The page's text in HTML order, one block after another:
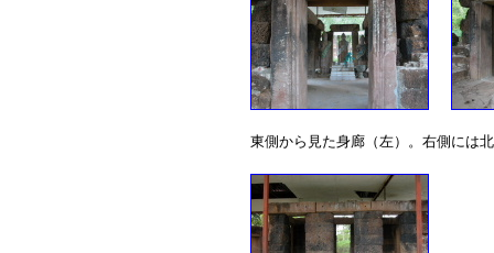
東側から見た身廊（左）。右側には